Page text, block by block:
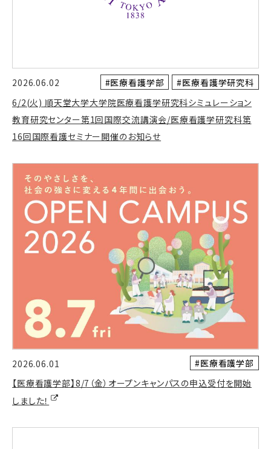
2026.06.02 #医療看護学部
#医療看護学研究科
6/2(火) 順天堂大学大学院医療看護学研究科シミュレーション
教育研究センター第1回国際交流講演会/医療看護学研究科第
16回国際看護セミナー開催のお知らせ
2026.06.01
#医療看護学部
【医療看護学部】8/7（金）オープンキャンパスの申込受付を開始
しました！